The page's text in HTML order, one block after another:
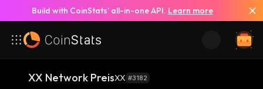
Build with CoinStats’ all-in-one API. Learn more
XX Network PreisXX #3182